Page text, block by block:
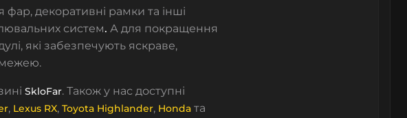
фар, декоративні рамки та інші
систем. А для покращення
які забезпечують яскраве,
межею.
SkloFar. Також у нас доступні
, Lexus RX, Toyota Highlander, Honda та